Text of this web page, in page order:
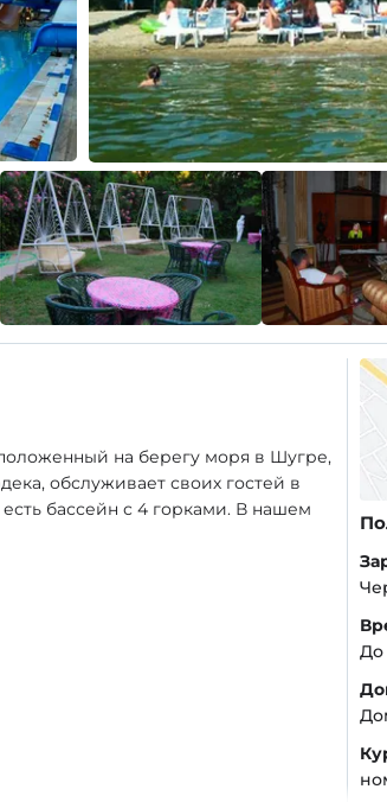
на берегу моря в Шугре,
обслуживает своих гостей в
бассейн с 4 горками. В нашем
До